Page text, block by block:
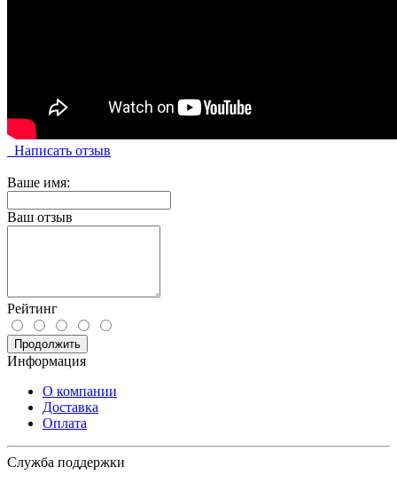
Написать отзыв
Ваше имя:
Ваш отзыв
Рейтинг
Продолжить
Информация
О компании
Доставка
Оплата
Служба поддержки